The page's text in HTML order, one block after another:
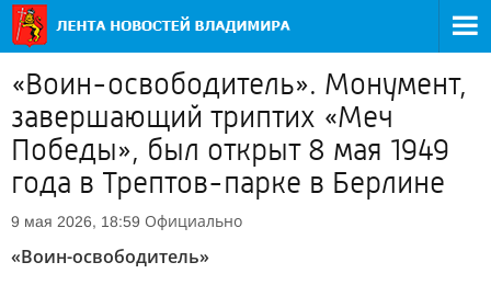
«Воин-освободитель». Монумент,
завершающий триптих «Меч
Победы», был открыт 8 мая 1949
года в Трептов-парке в Берлине
9 мая 2026, 18:59 Официально
«Воин-освободитель»